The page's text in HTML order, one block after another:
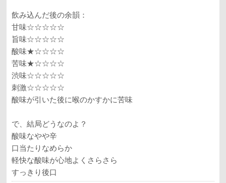
飲み込んだ後の余韻：
甘味☆☆☆☆☆
旨味☆☆☆☆☆
酸味★☆☆☆☆
苦味★☆☆☆☆
渋味☆☆☆☆☆
刺激☆☆☆☆☆
酸味が引いた後に喉のかすかに苦味
で、結局どうなのよ？
酸味なやや辛
口当たりなめらか
軽快な酸味が心地よくさらさら
すっきり後口